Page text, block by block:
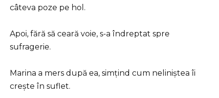
câteva poze pe hol.
Apoi, fără să ceară voie, s-a îndreptat spre
sufragerie.
Marina a mers după ea, simțind cum neliniștea îi
crește în suflet.